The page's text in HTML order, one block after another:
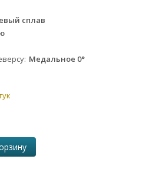
сплав
Медальное 0°